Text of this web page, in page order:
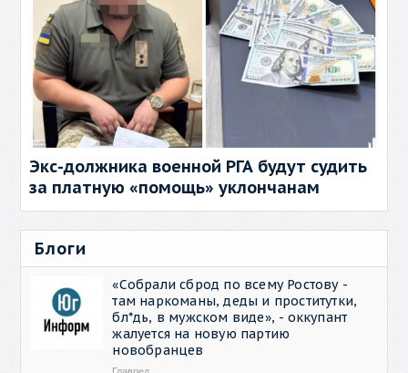
Экс-должника военной РГА будут судить
за платную «помощь» уклончанам
Блоги
«Собрали сброд по всему Ростову -
там наркоманы, деды и проститутки,
бл*дь, в мужском виде», - оккупант
жалуется на новую партию
новобранцев
Главред